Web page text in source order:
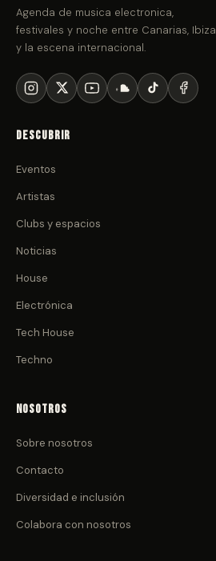
Agenda de musica electronica,
festivales y noche entre Canarias, Ibiza
y la escena internacional.
Descubrir
Eventos
Artistas
Clubs y espacios
Noticias
House
Electrónica
Tech House
Techno
Nosotros
Sobre nosotros
Contacto
Diversidad e inclusión
Colabora con nosotros